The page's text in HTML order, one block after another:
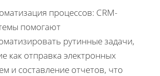
процессов: CRM-
помогают
рутинные задачи,
как отправка электронных
и составление отчетов, что